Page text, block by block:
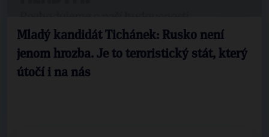
Mladý kandidát Tichánek: Rusko není
jenom hrozba. Je to teroristický stát, který
útočí i na nás